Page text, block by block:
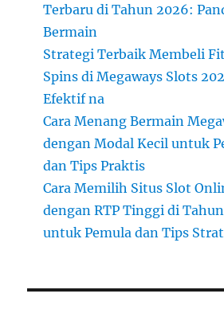
Terbaru di Tahun 2026:
Bermain
Strategi Terbaik Membeli
Spins di Megaways Slots
Efektif na
Cara Menang Bermain
dengan Modal Kecil untuk
dan Tips Praktis
Cara Memilih Situs Slot
dengan RTP Tinggi di
untuk Pemula dan Tips